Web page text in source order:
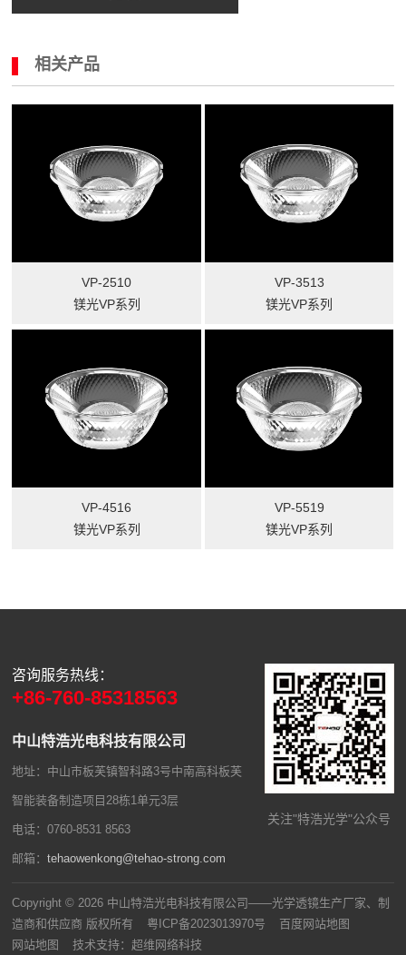
相关产品
VP-2510
镁光VP系列
VP-3513
镁光VP系列
VP-4516
镁光VP系列
VP-5519
镁光VP系列
咨询服务热线：
+86-760-85318563
中山特浩光电科技有限公司
地址：中山市板芙镇智科路3号中南高科板芙
智能装备制造项目28栋1单元3层
电话：0760-8531 8563
邮箱：tehaowenkong@tehao-strong.com
关注"特浩光学"公众号
Copyright © 2026 中山特浩光电科技有限公司——光学透镜生产厂家、制
造商和供应商 版权所有
粤ICP备2023013970号
百度网站地图
网站地图
技术支持：超维网络科技